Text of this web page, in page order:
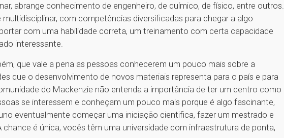
abrange conhecimento de engenheiro, de químico, de físico, entre outros.
com competências diversificadas para chegar a algo
com uma habilidade correta, um treinamento com certa capacidade
interessante.
que vale a pena as pessoas conhecerem um pouco mais sobre a
que o desenvolvimento de novos materiais representa para o país e para
do Mackenzie não entenda a importância de ter um centro como
se interessem e conheçam um pouco mais porque é algo fascinante,
eventualmente começar uma iniciação cientifica, fazer um mestrado e
chance é única, vocês têm uma universidade com infraestrutura de ponta,